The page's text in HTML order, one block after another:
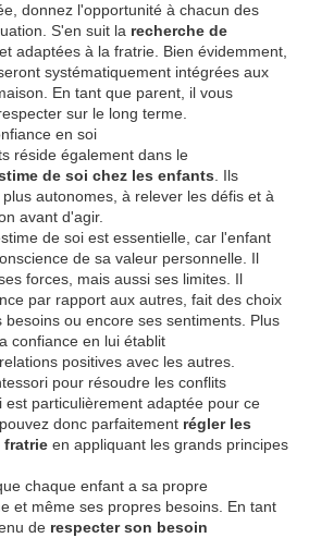
donnez l'opportunité à chacun des
S'en suit la recherche de
et adaptées à la fratrie. Bien évidemment,
systématiquement intégrées aux
En tant que parent, il vous
sur le long terme.
en soi
réside également dans le
de soi chez les enfants . Ils
autonomes, à relever les défis et à
avant d'agir.
de soi est essentielle, car l'enfant
de sa valeur personnelle. Il
forces, mais aussi ses limites. Il
par rapport aux autres, fait des choix
besoins ou encore ses sentiments. Plus
confiance en lui établit
positives avec les autres.
pour résoudre les conflits
est particulièrement adaptée pour ce
donc parfaitement régler les
fratrie en appliquant les grands principes
chaque enfant a sa propre
et même ses propres besoins. En tant
de respecter son besoin